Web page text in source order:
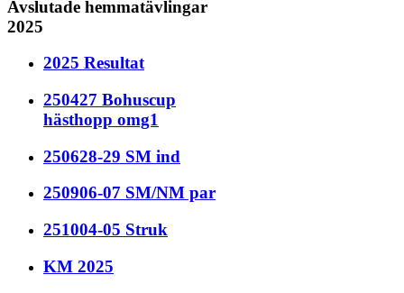
Avslutade hemmatävlingar
2025
2025 Resultat
250427 Bohuscup
hästhopp omg1
250628-29 SM ind
250906-07 SM/NM par
251004-05 Struk
KM 2025